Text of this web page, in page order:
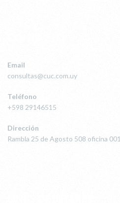
Email
consultas@cuc.com.uy
Teléfono
+598 29146515
Dirección
Rambla 25 de Agosto 508 oficina 001